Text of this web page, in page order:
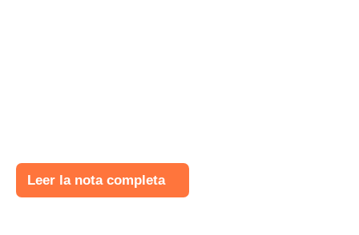
Leer la nota completa